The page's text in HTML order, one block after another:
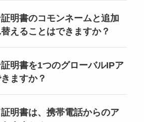
明書のコモンネームと追加
えることはできますか？
明書を1つのグローバルIPア
ますか？
明書は、携帯電話からのア